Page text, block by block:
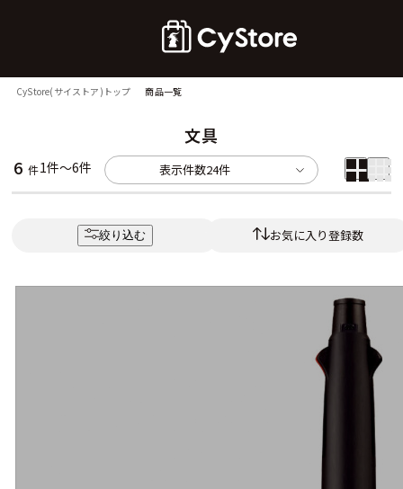
CyStore(サイストア)トップ 商品一覧
文具
6 件1件～6件 表示件数24件
絞り込む お気に入り登録数